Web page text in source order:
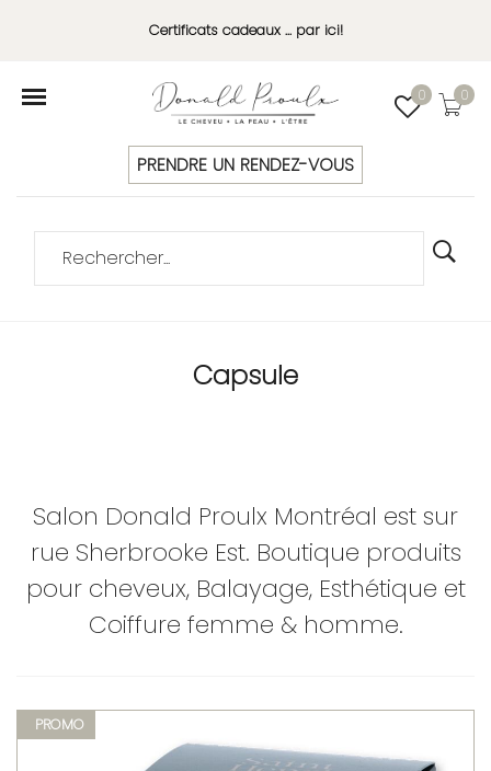
Certificats cadeaux ... par ici!
0 0
PRENDRE UN RENDEZ-VOUS
Capsule
Salon Donald Proulx Montréal est sur
rue Sherbrooke Est. Boutique produits
pour cheveux, Balayage, Esthétique et
Coiffure femme & homme.
PROMO